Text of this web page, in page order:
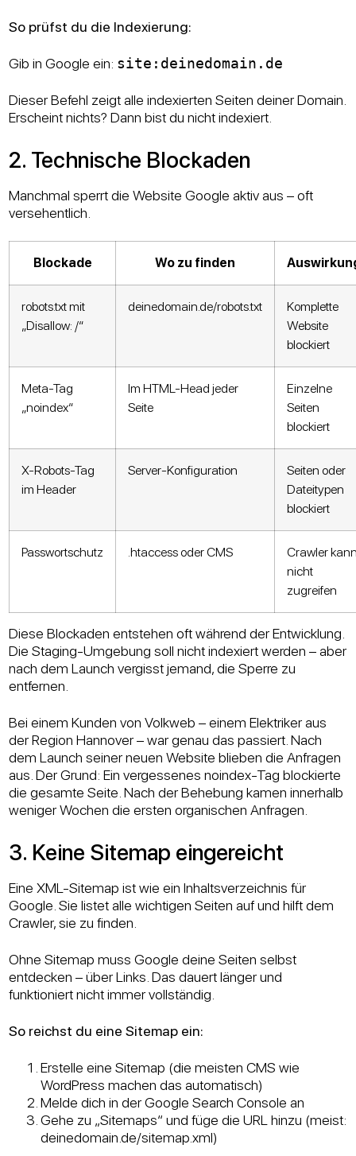
So prüfst du die Indexierung:
Gib in Google ein: site:deinedomain.de
Dieser Befehl zeigt alle indexierten Seiten deiner Domain.
Erscheint nichts? Dann bist du nicht indexiert.
2. Technische Blockaden
Manchmal sperrt die Website Google aktiv aus – oft
versehentlich.
Blockade Wo zu finden
robots.txt mit
„Disallow: /“
deinedomain.de/robots.txt
Komplette
Website
blockiert
Meta-Tag
„noindex“
Im HTML-Head jeder
Seite
Einzelne
Seiten
blockiert
X-Robots-Tag
im Header
Server-Konfiguration
Seiten oder
Dateitypen
blockiert
Passwortschutz .htaccess oder CMS
Crawler
nicht
zugreifen
Diese Blockaden entstehen oft während der Entwicklung.
Die Staging-Umgebung soll nicht indexiert werden – aber
nach dem Launch vergisst jemand, die Sperre zu
entfernen.
Bei einem Kunden von Volkweb – einem Elektriker aus
der Region Hannover – war genau das passiert. Nach
dem Launch seiner neuen Website blieben die Anfragen
aus. Der Grund: Ein vergessenes noindex-Tag blockierte
die gesamte Seite. Nach der Behebung kamen innerhalb
weniger Wochen die ersten organischen Anfragen.
3. Keine Sitemap eingereicht
Eine XML-Sitemap ist wie ein Inhaltsverzeichnis für
Google. Sie listet alle wichtigen Seiten auf und hilft dem
Crawler, sie zu finden.
Ohne Sitemap muss Google deine Seiten selbst
entdecken – über Links. Das dauert länger und
funktioniert nicht immer vollständig.
So reichst du eine Sitemap ein:
Erstelle eine Sitemap (die meisten CMS wie
WordPress machen das automatisch)
Melde dich in der Google Search Console an
Gehe zu „Sitemaps“ und füge die URL hinzu (meist:
deinedomain.de/sitemap.xml)